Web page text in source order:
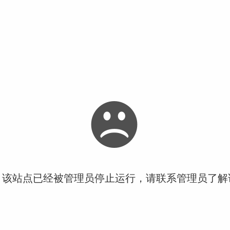
站点已经被管理员停止运行，请联系管理员了